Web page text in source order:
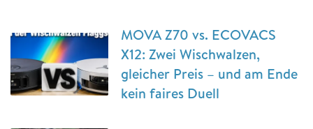
MOVA Z70 vs. ECOVACS
X12: Zwei Wischwalzen,
gleicher Preis – und am Ende
kein faires Duell